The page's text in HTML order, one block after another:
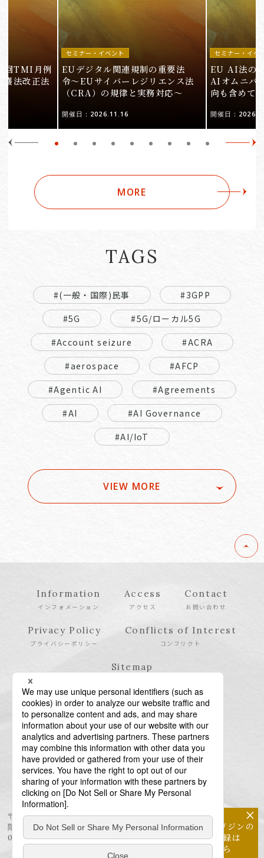
回TMI月例
護法改正法
セミナー・イベント
EUデジタル関連規制の重要法
令〜EUサイバーレジリエンス法
（CRA）の規律と実務対応〜
開催日：2026.11.16
セミナー・イベ
EU AI法の
AIオムニバ
向も含めて
開催日：
MORE
TAGS
#(一般・国際)民事
#3GPP
#5G
#5G/ローカル5G
#Account seizure
#ACRA
#aerospace
#AFCP
#Agentic AI
#Agreements
#AI
#AI Governance
#AI/IoT
VIEW MORE
Information
インフォメーション
Access
アクセス
Contact
お問い合わせ
Privacy Policy
プライバシーポリシー
Conflicts of Interest
コンフリクト
Sitemap
〒106-6123 東京都港区六本木6-10-1 六本木ヒルズ森タワー23
階
03-6438-5511（代表） / 03-6438-5611（特許・商標）
×
メールマガジンの
配信登録は
こちら